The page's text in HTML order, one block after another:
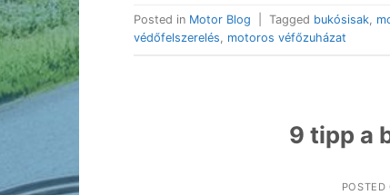
Posted in Motor Blog Tagged bukósisak
védőfelszerelés
motoros véfőzuházat
9 tipp a
POSTED